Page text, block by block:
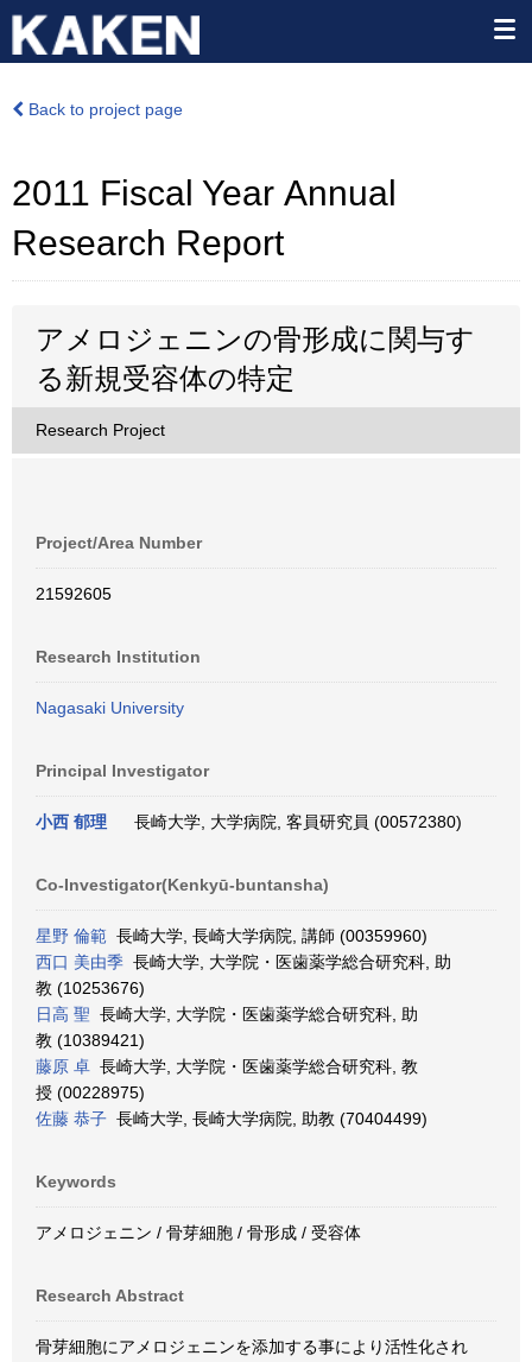
Back to project page
2011 Fiscal Year Annual
Research Report
アメロジェニンの骨形成に関与す
る新規受容体の特定
Research Project
Project/Area Number
21592605
Research Institution
Nagasaki University
Principal Investigator
小西 郁理 長崎大学, 大学病院, 客員研究員 (00572380)
Co-Investigator(Kenkyū-buntansha)
星野 倫範 長崎大学, 長崎大学病院, 講師 (00359960)
西口 美由季 長崎大学, 大学院・医歯薬学総合研究科, 助
教 (10253676)
日高 聖 長崎大学, 大学院・医歯薬学総合研究科, 助
教 (10389421)
藤原 卓 長崎大学, 大学院・医歯薬学総合研究科, 教
授 (00228975)
佐藤 恭子 長崎大学, 長崎大学病院, 助教 (70404499)
Keywords
アメロジェニン / 骨芽細胞 / 骨形成 / 受容体
Research Abstract
骨芽細胞にアメロジェニンを添加する事により活性化され